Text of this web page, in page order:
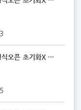
3
오픈 초기화X …
5